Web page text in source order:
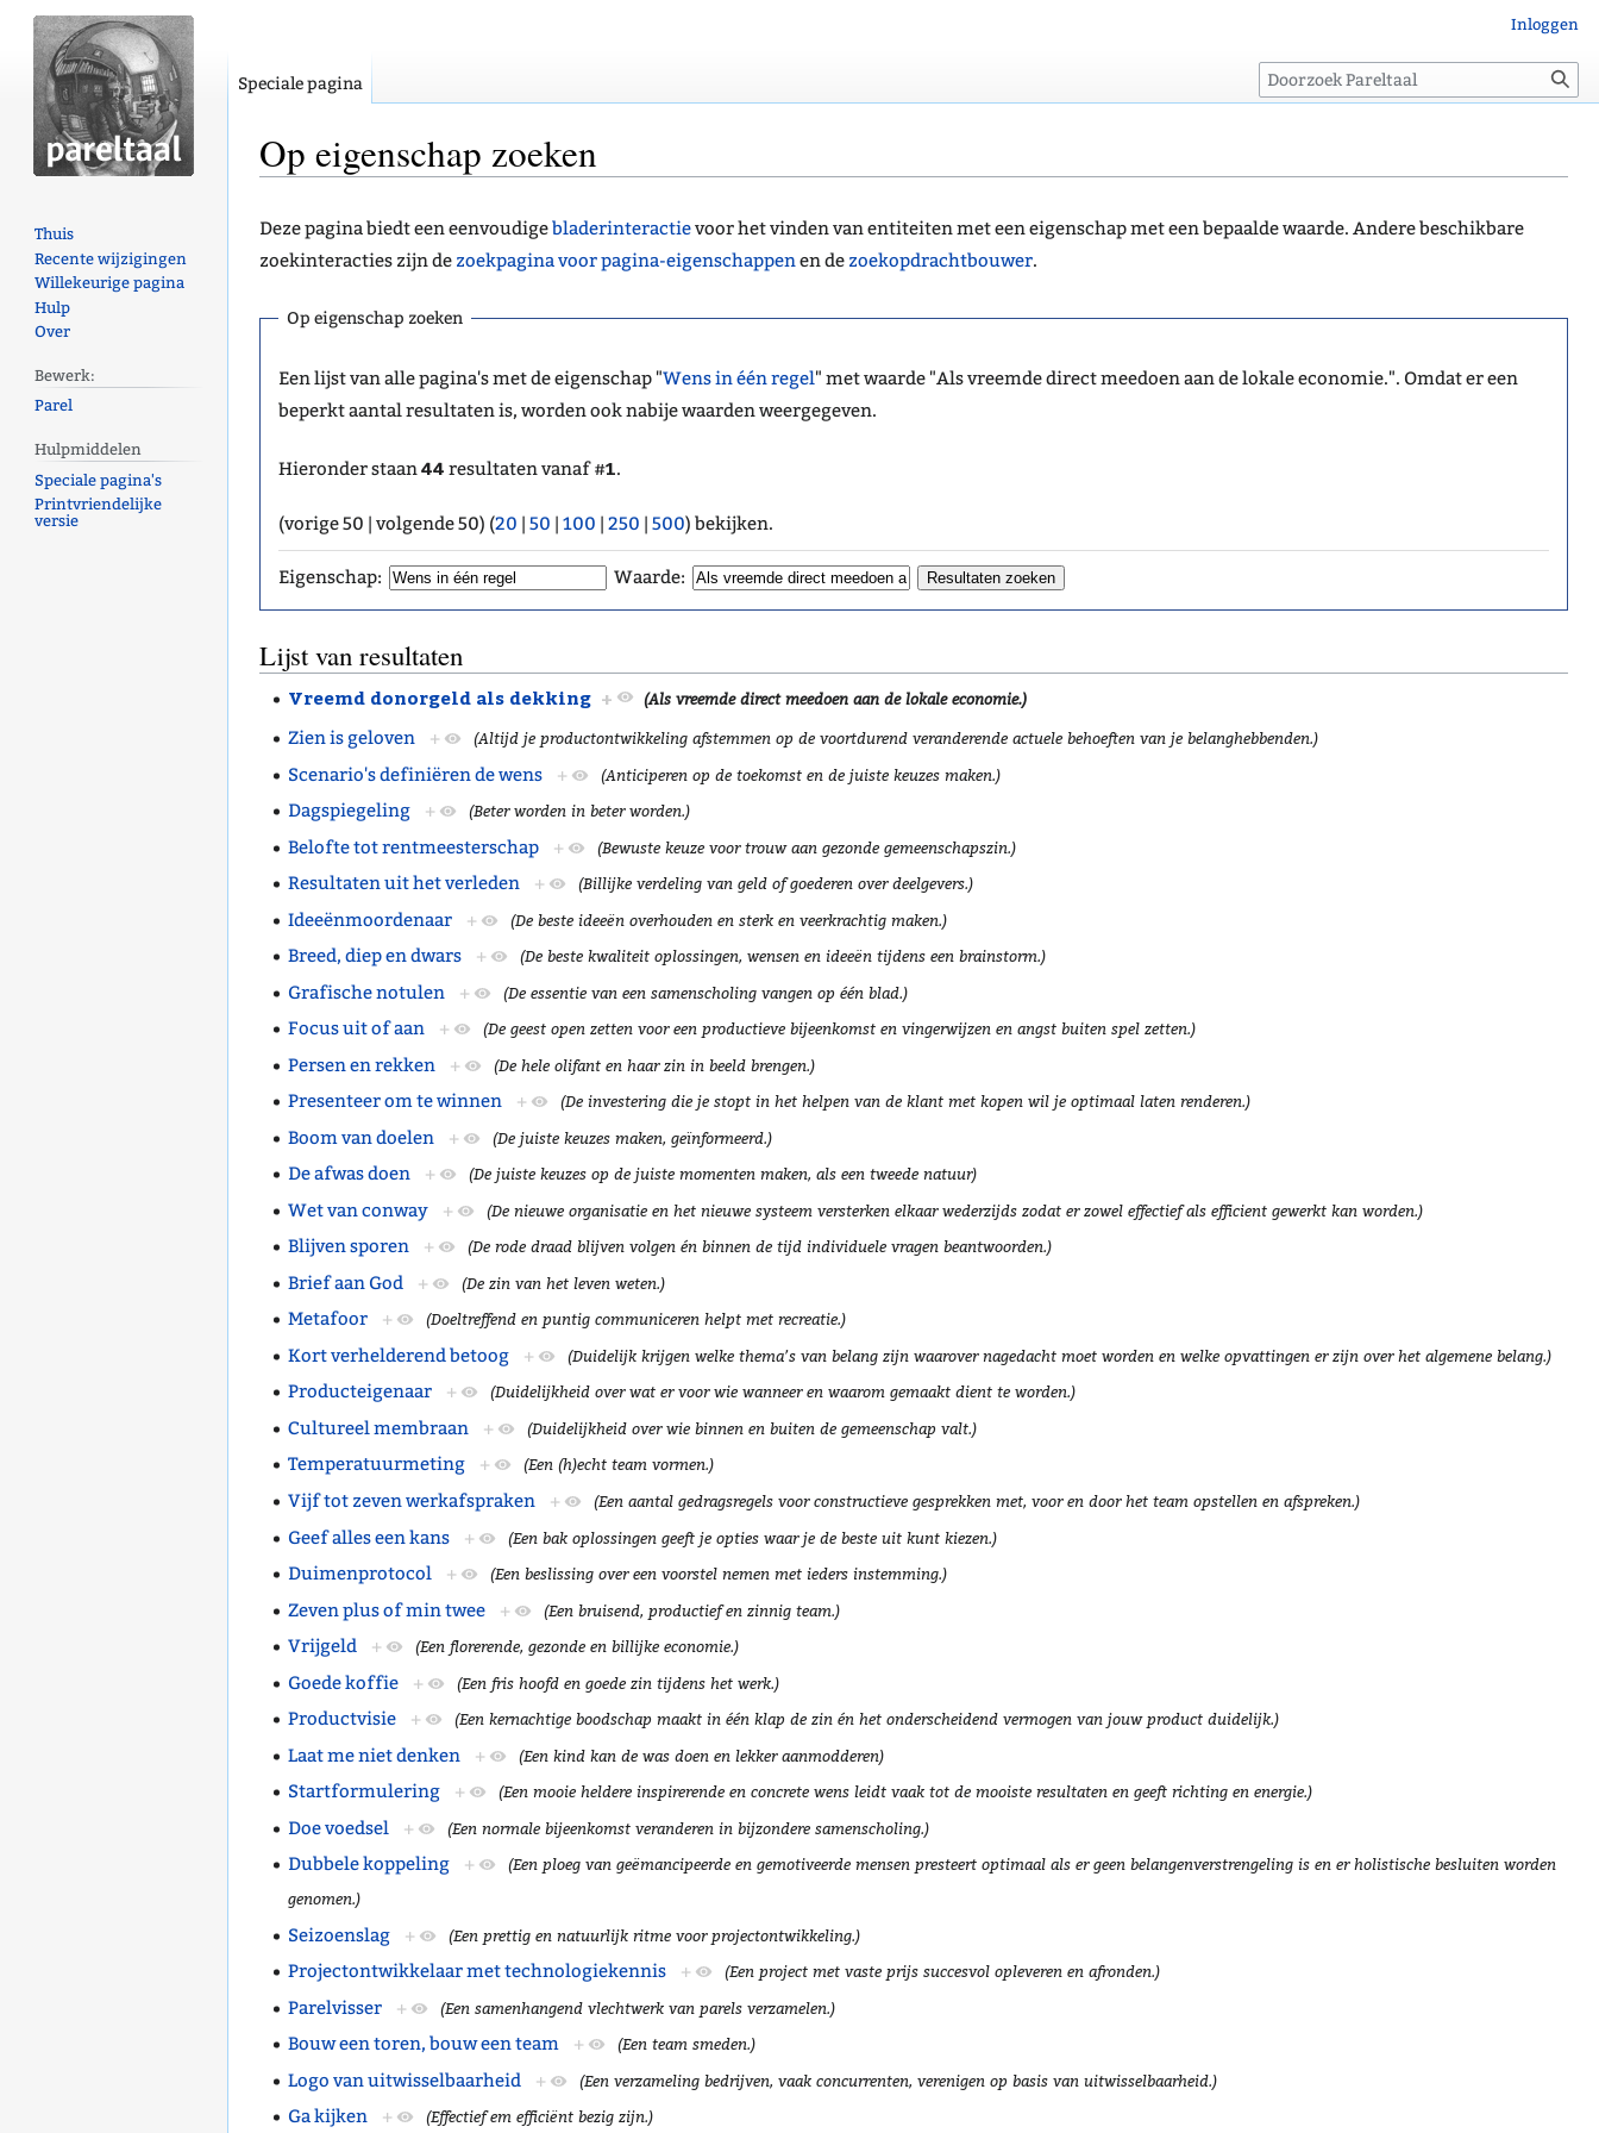
Op eigenschap zoeken
navigatie
springen
zoeken
springen
Deze pagina biedt een eenvoudigebladerinteractievoor het vinden van entiteiten met een eigenschap met een bepaalde waarde. Andere beschikbare
zoekinteracties zijn de zoekpagina voor pagina-eigenschappenen de zoekopdrachtbouwer.
Op eigenschap zoeken
Een lijst van alle pagina's met de eigenschap "Wens in één regel" met waarde "Als vreemde direct meedoen aan de lokale economie.". Omdat er een
beperkt aantal resultaten is, worden ook nabije waarden weergegeven.
Hieronder staan44 resultaten vanaf #1.
(vorige 50 | volgende 50) (20 50 100 250 500) bekijken.
Eigenschap: Waarde:
Lijst van resultaten
Vreemd donorgeld als dekking + (Als vreemde direct meedoen aan de lokale economie.)
Zien is geloven + (Altijd je productontwikkeling afstemmen op de voortdurend veranderende actuele behoeften van je belanghebbenden.)
Scenario's definiëren de wens + (Anticiperen op de toekomst en de juiste keuzes maken.)
Dagspiegeling + (Beter worden in beter worden.)
Belofte tot rentmeesterschap + (Bewuste keuze voor trouw aan gezonde gemeenschapszin.)
Resultaten uit het verleden + (Billijke verdeling van geld of goederen over deelgevers.)
Ideeënmoordenaar + (De beste ideeën overhouden en sterk en veerkrachtig maken.)
Breed, diep en dwars + (De beste kwaliteit oplossingen, wensen en ideeën tijdens een brainstorm.)
Grafische notulen + (De essentie van een samenscholing vangen op één blad.)
Focus uit of aan + (De geest open zetten voor een productieve bijeenkomst en vingerwijzen en angst buiten spel zetten.)
Persen en rekken + (De hele olifant en haar zin in beeld brengen.)
Presenteer om te winnen + (De investering die je stopt in het helpen van de klant met kopen wil je optimaal laten renderen.)
Boom van doelen + (De juiste keuzes maken, geïnformeerd.)
De afwas doen + (De juiste keuzes op de juiste momenten maken, als een tweede natuur)
Wet van conway + (De nieuwe organisatie en het nieuwe systeem versterken elkaar wederzijds zodat er zowel effectief als efficient gewerkt kan worden.)
Blijven sporen + (De rode draad blijven volgen én binnen de tijd individuele vragen beantwoorden.)
Brief aan God + (De zin van het leven weten.)
Metafoor + (Doeltreffend en puntig communiceren helpt met recreatie.)
Kort verhelderend betoog + (Duidelijk krijgen welke thema’s van belang zijn waarover nagedacht moet worden en welke opvattingen er zijn over het algemene belang.)
Producteigenaar + (Duidelijkheid over wat er voor wie wanneer en waarom gemaakt dient te worden.)
Cultureel membraan + (Duidelijkheid over wie binnen en buiten de gemeenschap valt.)
Temperatuurmeting + (Een (h)echt team vormen.)
Vijf tot zeven werkafspraken + (Een aantal gedragsregels voor constructieve gesprekken met, voor en door het team opstellen en afspreken.)
Geef alles een kans + (Een bak oplossingen geeft je opties waar je de beste uit kunt kiezen.)
Duimenprotocol + (Een beslissing over een voorstel nemen met ieders instemming.)
Zeven plus of min twee + (Een bruisend, productief en zinnig team.)
Vrijgeld + (Een florerende, gezonde en billijke economie.)
Goede koffie + (Een fris hoofd en goede zin tijdens het werk.)
Productvisie + (Een kernachtige boodschap maakt in één klap de zin én het onderscheidend vermogen van jouw product duidelijk.)
Laat me niet denken + (Een kind kan de was doen en lekker aanmodderen)
Startformulering + (Een mooie heldere inspirerende en concrete wens leidt vaak tot de mooiste resultaten en geeft richting en energie.)
Doe voedsel + (Een normale bijeenkomst veranderen in bijzondere samenscholing.)
Dubbele koppeling +
(Een ploeg van geëmancipeerde en gemotiveerde mensen presteert optimaal als er geen belangenverstrengeling is en er holistische besluiten worden
genomen.)
Seizoenslag + (Een prettig en natuurlijk ritme voor projectontwikkeling.)
Projectontwikkelaar met technologiekennis + (Een project met vaste prijs succesvol opleveren en afronden.)
Parelvisser + (Een samenhangend vlechtwerk van parels verzamelen.)
Bouw een toren, bouw een team + (Een team smeden.)
Logo van uitwisselbaarheid + (Een verzameling bedrijven, vaak concurrenten, verenigen op basis van uitwisselbaarheid.)
Ga kijken + (Effectief em efficiënt bezig zijn.)
Inloggen
Speciale pagina Zoeken
Thuis
Recente wijzigingen
Willekeurige pagina
Hulp
Over
Bewerk:
Parel
Hulpmiddelen
Speciale pagina's
Printvriendelijke
versie